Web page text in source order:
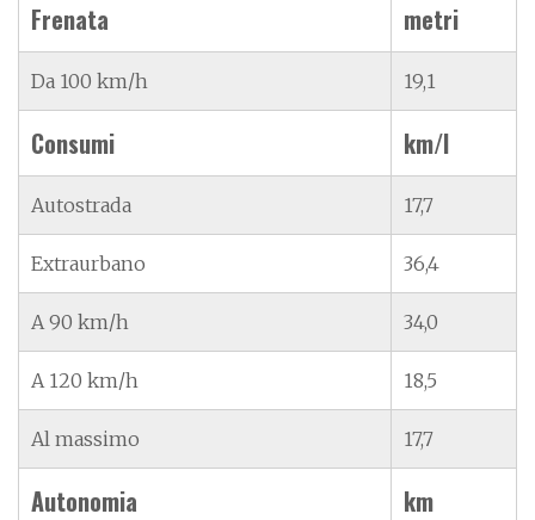
Frenata metri
Da 100 km/h 19,1
Consumi km/l
Autostrada 17,7
Extraurbano 36,4
A 90 km/h 34,0
A 120 km/h 18,5
Al massimo 17,7
Autonomia km